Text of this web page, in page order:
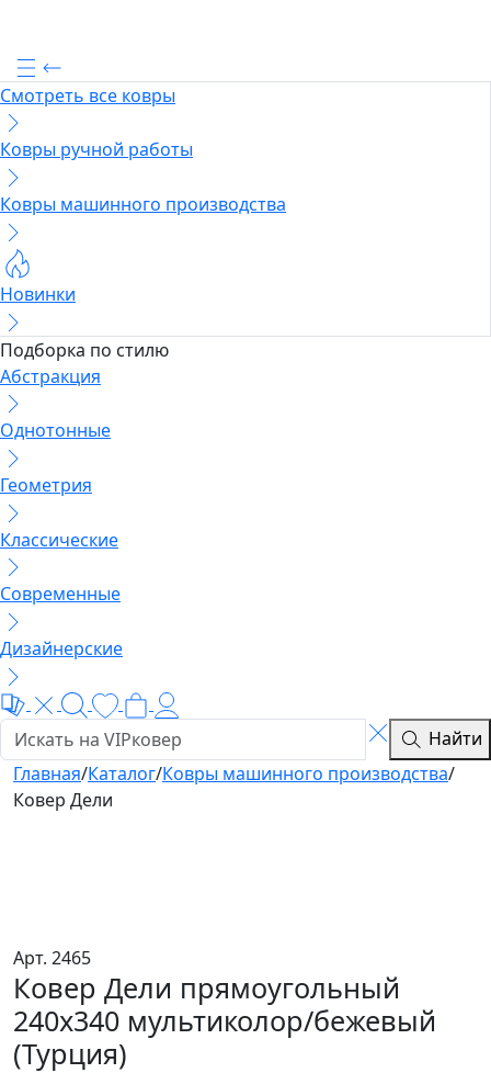
Смотреть все ковры
Ковры ручной работы
Ковры машинного производства
Новинки
Подборка по стилю
Абстракция
Однотонные
Геометрия
Классические
Современные
Дизайнерские
Найти
Главная/Каталог/Ковры машинного производства/
Ковер Дели
Арт. 2465
Ковер Дели прямоугольный
240x340 мультиколор/бежевый
(Турция)